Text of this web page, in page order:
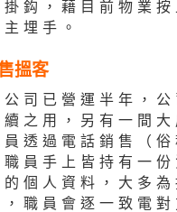
掛鈎，藉目前物業
埋手。
搵客
司已營運半年，
之用，另有一間大
員透過電話銷售（
員手上皆持有一
個人資料，大多
職員會逐一致電